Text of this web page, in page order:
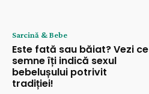
Sarcină & Bebe
Este fată sau băiat? Vezi ce
semne îți indică sexul
bebelușului potrivit
tradiției!